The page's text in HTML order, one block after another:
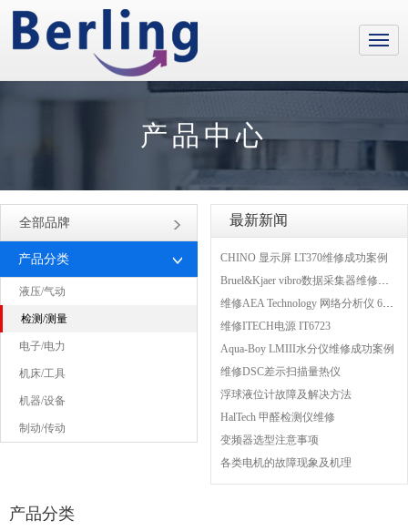
产品中心
全部品牌
产品分类
液压/气动
检测/测量
电子/电力
机床/工具
机器/设备
制动/传动
最新新闻
CHINO 显示屏 LT370维修成功案例
Bruel&Kjaer vibro数据采集器维修成功案例
维修AEA Technology 网络分析仪 6015-1010
维修ITECH电源 IT6723
Aqua-Boy LMIII水分仪维修成功案例
维修DSC差示扫描量热仪
浮球液位计故障及解决方法
HalTech 甲醛检测仪维修
变频器选型注意事项
各类电机的故障现象及机理
产品分类